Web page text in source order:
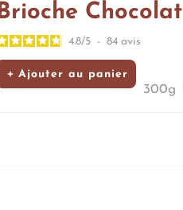
Chocolat
4.8/5 - 84 avis
Ajouter au panier
300g